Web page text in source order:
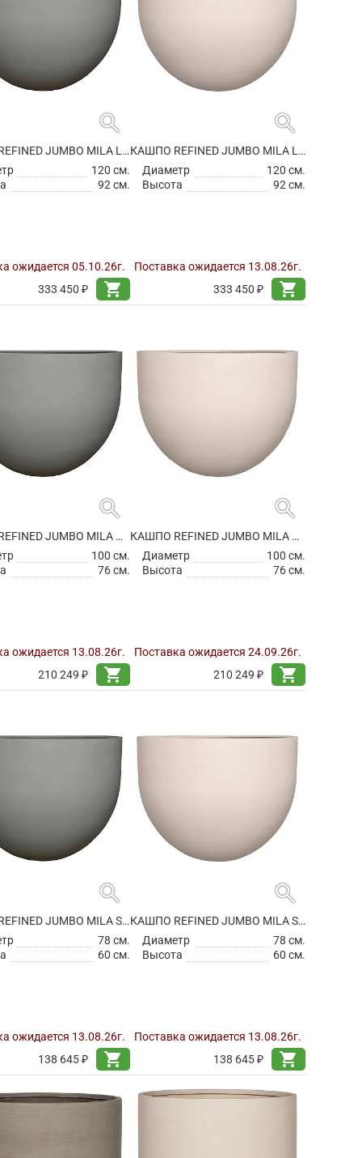
search
КАШПО REFINED JUMBO MILA L CLOUDED GREY
120 см.
92 см.
ожидается 05.10.26г.
333 450 ₽
shopping_cart
search
КАШПО REFINED JUMBO MILA L NATURAL WHITE
Диаметр
120 см.
Высота
92 см.
Поставка ожидается 13.08.26г.
333 450 ₽
shopping_cart
search
КАШПО REFINED JUMBO MILA M CLOUDED GREY
100 см.
76 см.
ожидается 13.08.26г.
210 249 ₽
shopping_cart
search
КАШПО REFINED JUMBO MILA M NATURAL WHITE
Диаметр
100 см.
Высота
76 см.
Поставка ожидается 24.09.26г.
210 249 ₽
shopping_cart
search
КАШПО REFINED JUMBO MILA S CLOUDED GREY
78 см.
60 см.
ожидается 13.08.26г.
138 645 ₽
shopping_cart
search
КАШПО REFINED JUMBO MILA S NATURAL WHITE
Диаметр
78 см.
Высота
60 см.
Поставка ожидается 13.08.26г.
138 645 ₽
shopping_cart